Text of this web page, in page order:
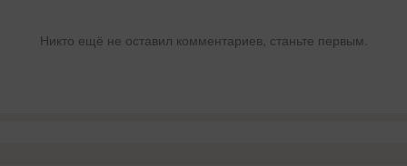
Никто ещё не оставил комментариев, станьте первым.